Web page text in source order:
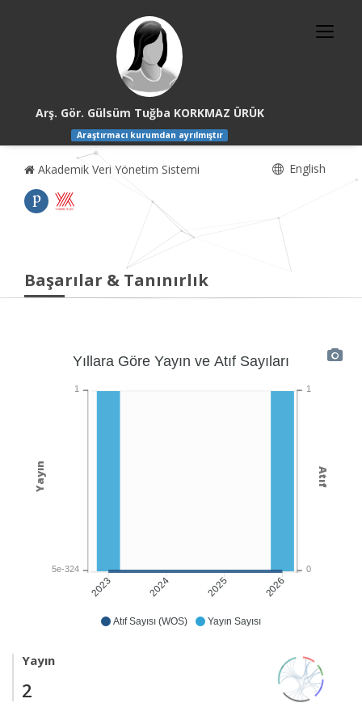
Arş. Gör. Gülsüm Tuğba KORKMAZ ÜRÜK
Araştırmacı kurumdan ayrılmıştır
Akademik Veri Yönetim Sistemi English
Başarılar & Tanınırlık
Atıf Sayısı (WOS) Yayın Sayısı
2023 2024 2025 2026
Yıllara Göre Yayın ve Atıf Sayıları
1
0
Atıf
1
5e-324
Yayın
Yayın
2